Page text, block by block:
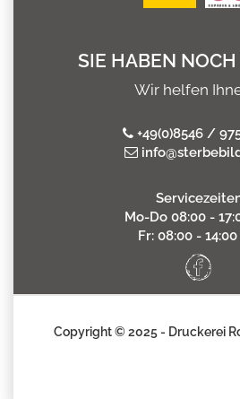
SIE HABEN NOCH
Wir helfen
+49(0)8546 /
Mo-Do 08:00 -
Fr: 08:00 -
Copyright © 2025 - Druckerei